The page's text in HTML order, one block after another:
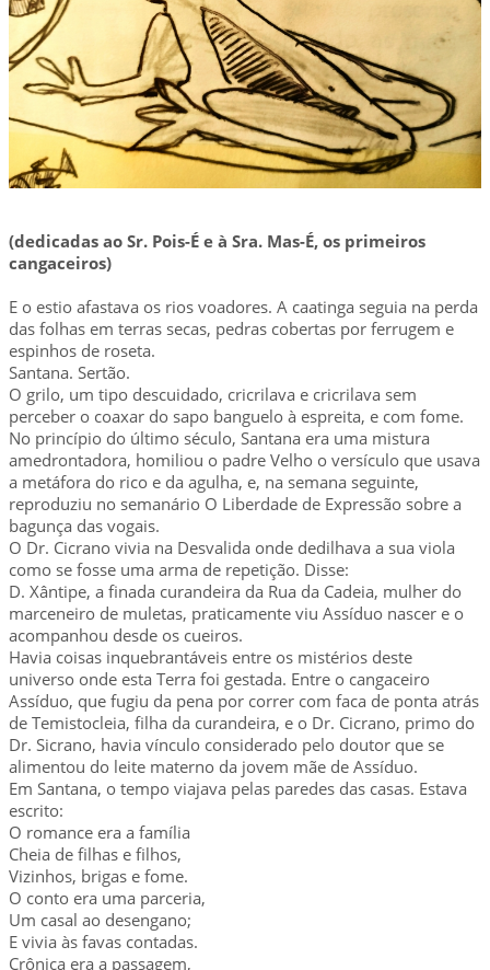
(dedicadas ao Sr. Pois-É e à Sra. Mas-É, os primeiros
cangaceiros)
E o estio afastava os rios voadores. A caatinga seguia na perda
das folhas em terras secas, pedras cobertas por ferrugem e
espinhos de roseta.
Santana. Sertão.
O grilo, um tipo descuidado, cricrilava e cricrilava sem
perceber o coaxar do sapo banguelo à espreita, e com fome.
No princípio do último século, Santana era uma mistura
amedrontadora, homiliou o padre Velho o versículo que usava
a metáfora do rico e da agulha, e, na semana seguinte,
reproduziu no semanário O Liberdade de Expressão sobre a
bagunça das vogais.
O Dr. Cicrano vivia na Desvalida onde dedilhava a sua viola
como se fosse uma arma de repetição. Disse:
D. Xântipe, a finada curandeira da Rua da Cadeia, mulher do
marceneiro de muletas, praticamente viu Assíduo nascer e o
acompanhou desde os cueiros.
Havia coisas inquebrantáveis entre os mistérios deste
universo onde esta Terra foi gestada. Entre o cangaceiro
Assíduo, que fugiu da pena por correr com faca de ponta atrás
de Temistocleia, filha da curandeira, e o Dr. Cicrano, primo do
Dr. Sicrano, havia vínculo considerado pelo doutor que se
alimentou do leite materno da jovem mãe de Assíduo.
Em Santana, o tempo viajava pelas paredes das casas. Estava
escrito:
O romance era a família
Cheia de filhas e filhos,
Vizinhos, brigas e fome.
O conto era uma parceria,
Um casal ao desengano;
E vivia às favas contadas.
Crônica era a passagem,